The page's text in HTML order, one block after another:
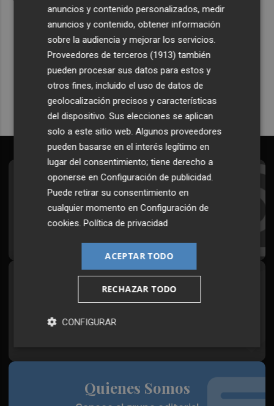
Recibe toda la actualidad de
Plaza Podcast en tu correo
Quiero suscribirme
Suscríbete al Boletín
Todos los días a primera hora en tu email
Síguenos en redes
Plaza Podcast, desde cualquier medio
Quienes Somos
anuncios y contenido personalizados, medir
anuncios y contenido, obtener información
sobre la audiencia y mejorar los servicios.
Proveedores de terceros (1913) también
pueden procesar sus datos para estos y
otros fines, incluido el uso de datos de
geolocalización precisos y características
del dispositivo. Sus elecciones se aplican
solo a este sitio web. Algunos proveedores
pueden basarse en el interés legítimo en
lugar del consentimiento; tiene derecho a
oponerse enConfiguración de publicidad
Puede retirar su consentimiento en
cualquier momento enConfiguración de
cookies .Política de privacidad
ACEPTAR TODO
RECHAZAR TODO
CONFIGURAR